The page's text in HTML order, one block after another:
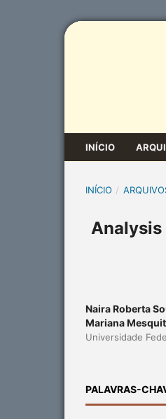
INÍCIO
INÍCIO /
Naira Roberta
Mariana
Universidade
PALAVRAS-